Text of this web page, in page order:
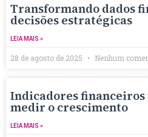
Transformando dados
decisões estratégicas
LEIA MAIS »
28 de agosto de 2025 Nenhum
Indicadores
medir o crescimento
LEIA MAIS »